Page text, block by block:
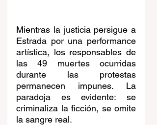
Mientras la justicia persigue a
Estrada por una performance
artística, los responsables de
las 49 muertes ocurridas
durante las protestas
permanecen impunes. La
paradoja es evidente: se
criminaliza la ficción, se omite
la sangre real.